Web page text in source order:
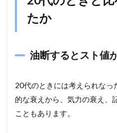
たか
油断するとスト値
20代のときには考えられなっ
的な衰えから、気力の衰え、
こともあります。